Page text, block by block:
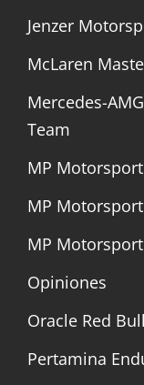
Jenzer
McLaren
Mercedes-
Team
MP
MP Motorsport
MP Motorsport
Opiniones
Oracle Red
Pertamina